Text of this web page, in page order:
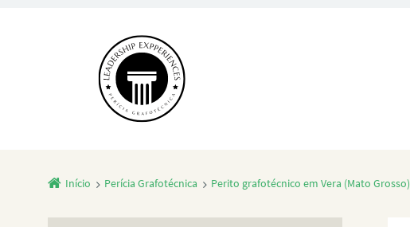
Início Perícia Grafotécnica Perito grafotécnico em Vera (Mato Grosso)